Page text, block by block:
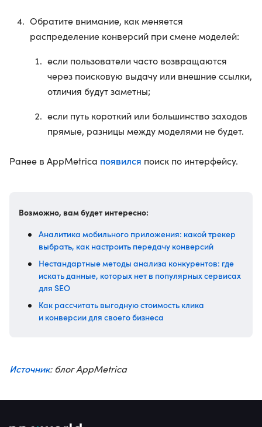
Обратите внимание, как меняется
распределение конверсий при смене моделей:
если пользователи часто возвращаются
через поисковую выдачу или внешние ссылки,
отличия будут заметны;
если путь короткий или большинство заходов
прямые, разницы между моделями не будет.
Ранее в AppMetrica появился поиск по интерфейсу.
Возможно, вам будет интересно:
Аналитика мобильного приложения: какой трекер
выбрать, как настроить передачу конверсий
Нестандартные методы анализа конкурентов: где
искать данные, которых нет в популярных сервисах
для SEO
Как рассчитать выгодную стоимость клика
и конверсии для своего бизнеса
Источник: блог AppMetrica